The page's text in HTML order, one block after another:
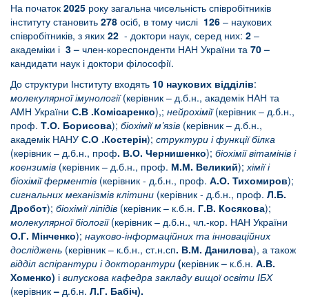
На початок 2025 року загальна чисельність співробітників
інституту становить 278 осіб, в тому числі 126 – наукових
співробітників, з яких 22 - доктори наук, серед них: 2 –
академіки і 3 – член-кореспонденти НАН України та 70 –
кандидати наук і доктори філософії.
До структури Інституту входять 10 наукових відділів:
молекулярної імунології(керівник – д.б.н., академік НАН та
АМН України С.В .Комісаренко),; нейрохімії(керівник – д.б.н.,
проф. Т.О. Борисова); біохімії м’язів (керівник – д.б.н.,
академік НАНУ С.О .Костерін); структури і функції білка
(керівник – д.б.н., проф. В.О. Чернишенко); біохімії вітамінів і
коензимів (керівник – д.б.н., проф. М.М. Великий);хімії і
біохімії ферментів (керівник - д.б.н., проф. А.О. Тихомиров);
сигнальних механізмів клітини (керівник - д.б.н., проф. Л.Б.
Дробот); біохімії ліпідів (керівник – к.б.н. Г.В. Косякова);
молекулярної біології(керівник – д.б.н., чл.-кор. НАН України
О.Г. Мінченко); науково-інформаційних та інноваційних
досліджень (керівник – к.б.н., ст.н.сп. В.М. Данилова), а також
відділ аспірантури і докторантури (керівник– к.б.н. А.В.
Хоменко) і випускова кафедра закладу вищої освіти ІБХ
(керівник– д.б.н. Л.Г. Бабіч).